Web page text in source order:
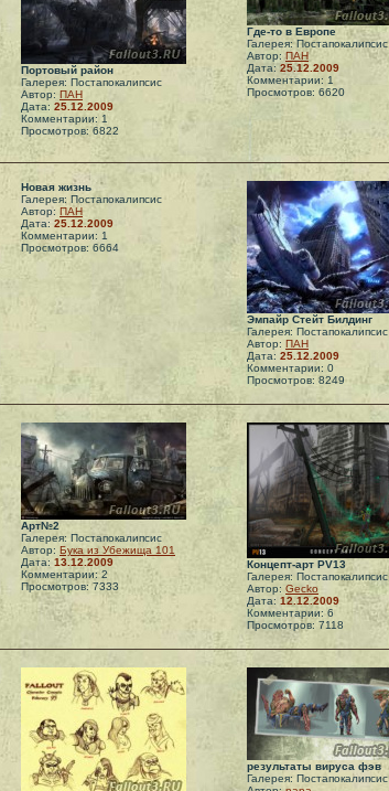
Портовый район
Галерея: Постапокалипсис
Автор: ПАН
Дата: 25.12.2009
Комментарии: 1
Просмотров: 6822
Где-то в Европе
Галерея: Постапокалипсис
Автор: ПАН
Дата: 25.12.2009
Комментарии: 1
Просмотров: 6620
Новая жизнь
Галерея: Постапокалипсис
Автор: ПАН
Дата: 25.12.2009
Комментарии: 1
Просмотров: 6664
Эмпайр Стейт Билдинг
Галерея: Постапокалипсис
Автор: ПАН
Дата: 25.12.2009
Комментарии: 0
Просмотров: 8249
Арт№2
Галерея: Постапокалипсис
Автор: Бука из Убежища 101
Дата: 13.12.2009
Комментарии: 2
Просмотров: 7333
Концепт-арт PV13
Галерея: Постапокалипсис
Автор: Gecko
Дата: 12.12.2009
Комментарии: 6
Просмотров: 7118
результаты вируса фэв
Галерея: Постапокалипсис